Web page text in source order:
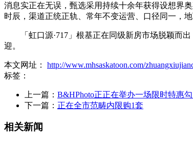
消息实正在无误，甄选采用持续十余年获得设想界
时辰，渠道正统正轨、常年不变运营、口径同一，
「虹口源·717」根基正在同级新房市场脱颖而出
迎。
本文网址： http://www.mhsaskatoon.com/
标签：
上一篇： B&HPhoto正正在举办一场限时特惠
下一篇： 正在全市范畴内限购1套
相关新闻